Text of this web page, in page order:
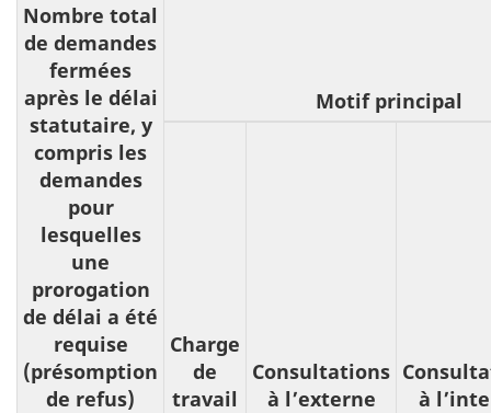
Nombre total
de demandes
fermées
après le délai
statutaire, y
compris les
demandes
pour
lesquelles
une
prorogation
de délai a été
requise
(présomption
de refus)
Motif principal
Charge
de
travail
Consultations
à l’externe
à